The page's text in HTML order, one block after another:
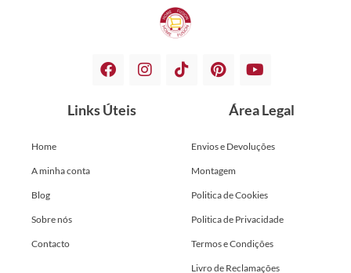
Links Úteis
Home
A minha conta
Blog
Sobre nós
Contacto
Área Legal
Envios e Devoluções
Montagem
Politica de Cookies
Politica de Privacidade
Termos e Condições
Livro de Reclamações